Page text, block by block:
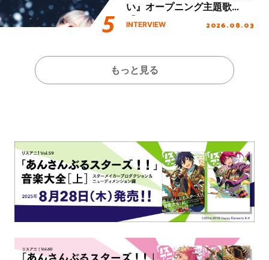
い』オープニング主題歌
「Amore」インタビュー
INTERVIEW 2026.08.03
もっと見る